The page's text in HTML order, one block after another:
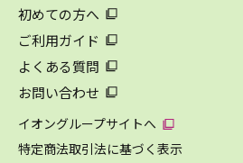
初めての方へ
ご利用ガイド
よくある質問
お問い合わせ
イオングループサイトへ
特定商法取引法に基づく表示